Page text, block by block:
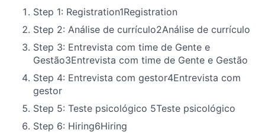
Step 1: Registration1Registration
Step 2: Análise de currículo2Análise de currículo
Step 3: Entrevista com time de Gente e
Gestão3Entrevista com time de Gente e Gestão
Step 4: Entrevista com gestor4Entrevista com
gestor
Step 5: Teste psicológico 5Teste psicológico
Step 6: Hiring6Hiring